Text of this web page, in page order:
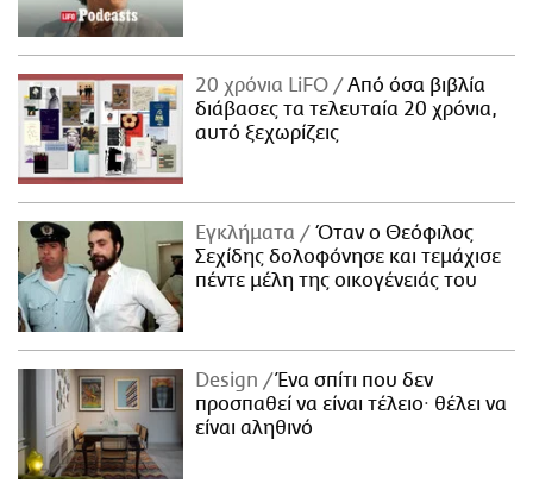
20 χρόνια LiFO
Από όσα βιβλία
διάβασες τα τελευταία 20 χρόνια,
αυτό ξεχωρίζεις
Εγκλήματα
Όταν ο Θεόφιλος
Σεχίδης δολοφόνησε και τεμάχισε
πέντε μέλη της οικογένειάς του
Design
Ένα σπίτι που δεν
προσπαθεί να είναι τέλειο· θέλει να
είναι αληθινό